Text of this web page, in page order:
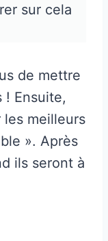
sur cela
de mettre
! Ensuite,
meilleurs
». Après
ils seront à